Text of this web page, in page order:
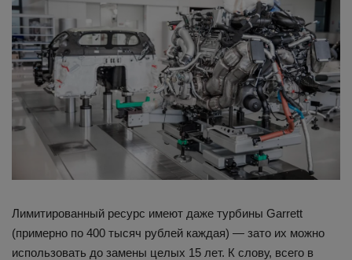
Лимитированный ресурс имеют даже турбины Garrett
(примерно по 400 тысяч рублей каждая) — зато их можно
использовать до замены целых 15 лет. К слову, всего в